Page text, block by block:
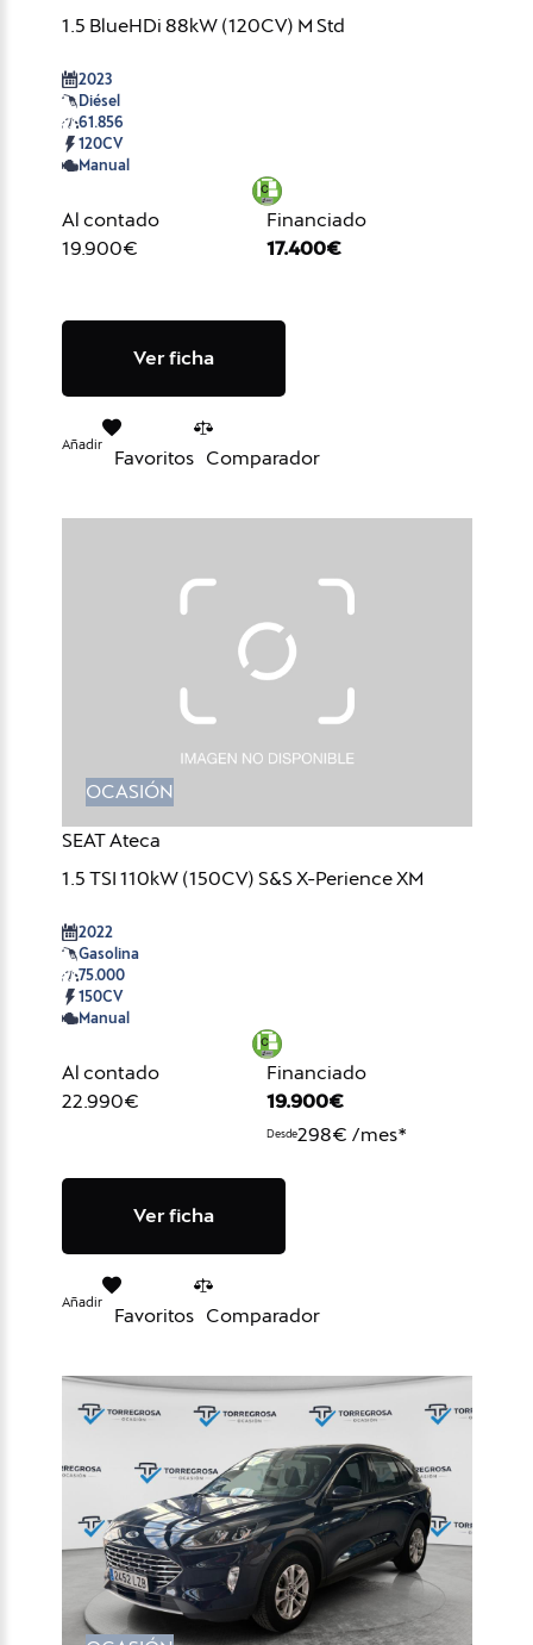
1.5 BlueHDi 88kW (120CV) M Std
2023
Diésel
61.856
120CV
Manual
Al contado
19.900€
Financiado
17.400€
Ver ficha
Añadir
Favoritos Comparador
OCASIÓN
SEAT Ateca
1.5 TSI 110kW (150CV) S&S X-Perience XM
2022
Gasolina
75.000
150CV
Manual
Al contado
22.990€
Financiado
19.900€
Desde298€ /mes*
Ver ficha
Añadir
Favoritos Comparador